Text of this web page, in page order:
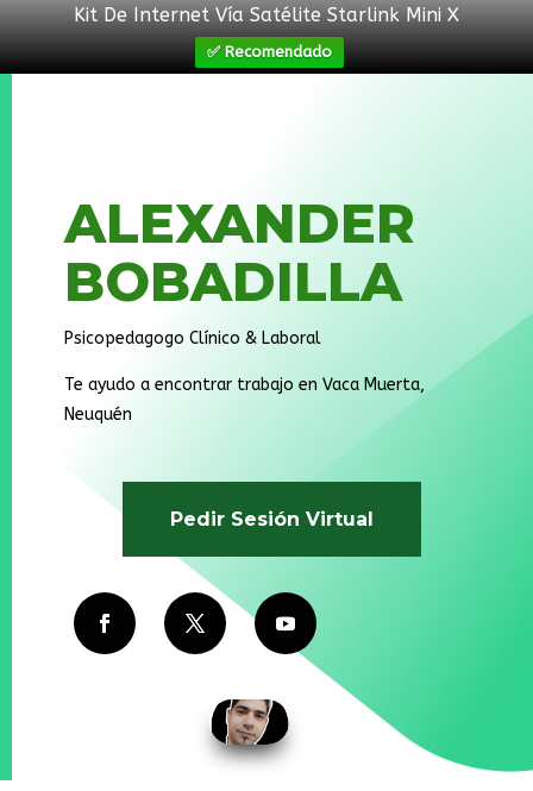
Kit De Internet Vía Satélite Starlink Mini X
✅ Recomendado
ALEXANDER
BOBADILLA
Psicopedagogo Clínico & Laboral
Te ayudo a encontrar trabajo en Vaca Muerta,
Neuquén
Pedir Sesión Virtual